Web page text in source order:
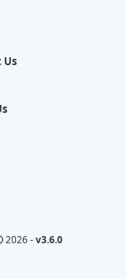
Us
2026 -v3.6.0